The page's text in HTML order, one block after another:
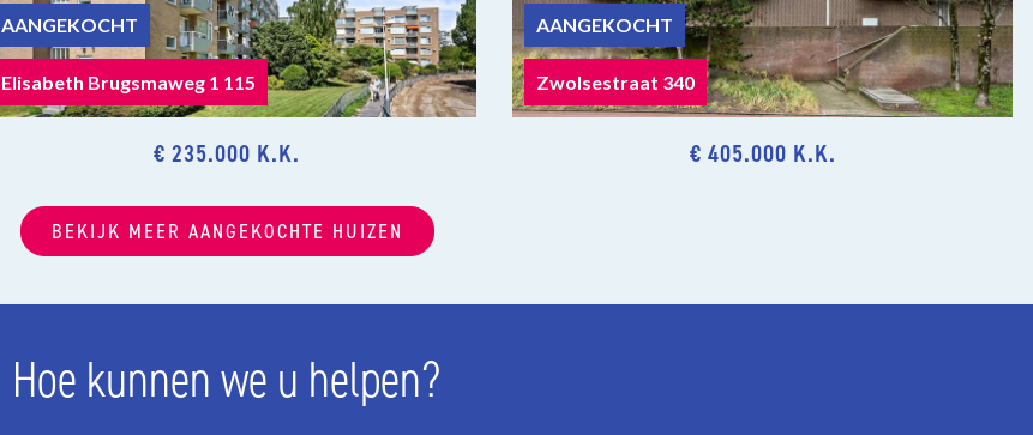
AANGEKOCHT
Elisabeth Brugsmaweg 1 115
€ 235.000 K.K.
AANGEKOCHT
Zwolsestraat 340
€ 405.000 K.K.
BEKIJK MEER AANGEKOCHTE HUIZEN
Hoe kunnen we u helpen?